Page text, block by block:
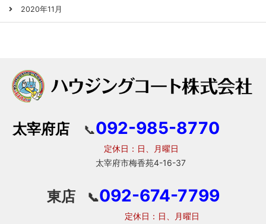
2020年11月
太宰府店 📞092-985-8770
定休日：日、月曜日
太宰府市梅香苑4-16-37
東店 📞092-674-7799
定休日：日、月曜日